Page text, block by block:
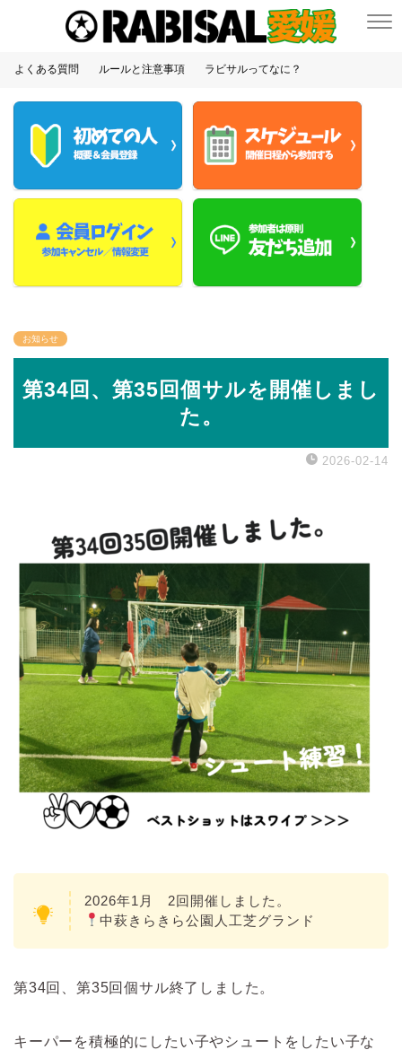
よくある質問 ルールと注意事項 ラビサルってなに？
お知らせ
第34回、第35回個サルを開催しまし
た。
2026-02-14
2026年1月 2回開催しました。
中萩きらきら公園人工芝グランド
第34回、第35回個サル終了しました。
キーパーを積極的にしたい子やシュートをしたい子な